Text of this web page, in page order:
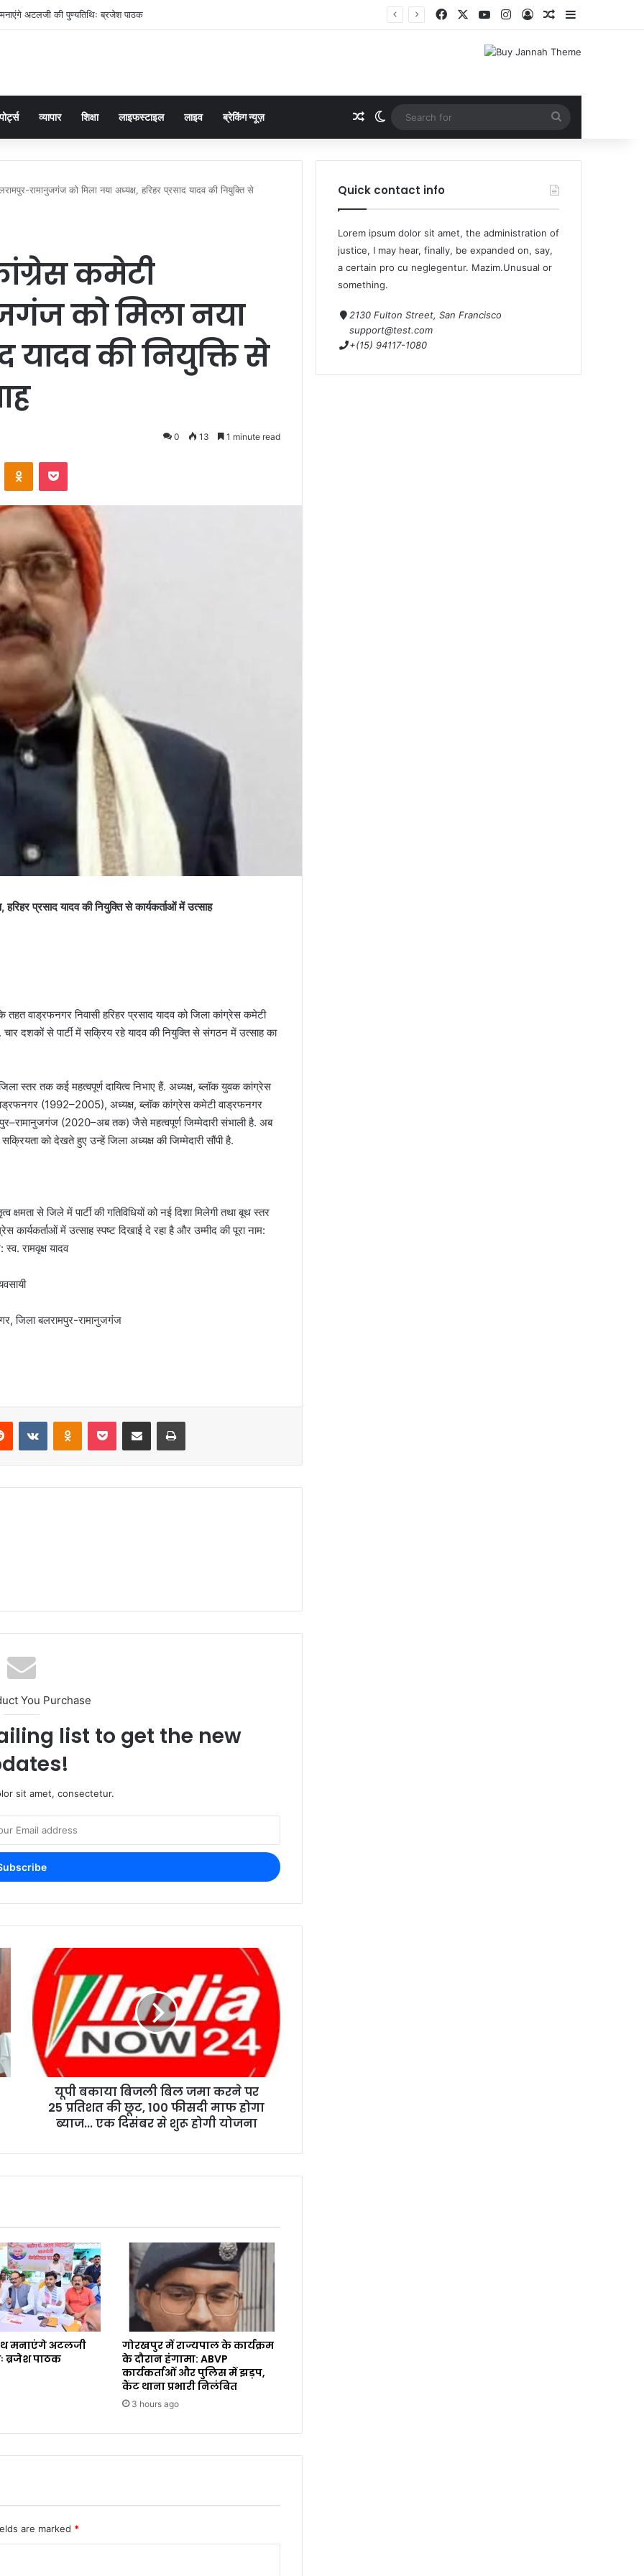
अटलजी की पुण्यतिथिः ब्रजेश पाठक
व्यापार शिक्षा लाइफस्टाइल लाइव ब्रेकिंग न्यूज़
रामानुजगंज को मिला नया अध्यक्ष, हरिहर प्रसाद यादव की नियुक्ति से
कमेटी
को मिला नया
यादव की नियुक्ति से
0 13 1 minute read
प्रसाद यादव की नियुक्ति से कार्यकर्ताओं में उत्साह
वाड्रफनगर निवासी हरिहर प्रसाद यादव को जिला कांग्रेस कमेटी
दशकों से पार्टी में सक्रिय रहे यादव की नियुक्ति से संगठन में उत्साह का
स्तर तक कई महत्वपूर्ण दायित्व निभाए हैं. अध्यक्ष, ब्लॉक युवक कांग्रेस
(1992–2005), अध्यक्ष, ब्लॉक कांग्रेस कमेटी वाड्रफनगर
(2020–अब तक) जैसे महत्वपूर्ण जिम्मेदारी संभाली है. अब
को देखते हुए उन्हें जिला अध्यक्ष की जिम्मेदारी सौंपी है.
से जिले में पार्टी की गतिविधियों को नई दिशा मिलेगी तथा बूथ स्तर
में उत्साह स्पष्ट दिखाई दे रहा है और उम्मीद की पूरा नाम:
रामवृक्ष यादव
जिला बलरामपुर-रामानुजगंज
You Purchase
list to get the new
sit amet, consectetur.
यूपी बकाया बिजली बिल जमा करने पर
25 प्रतिशत की छूट, 100 फीसदी माफ होगा
ब्याज... एक दिसंबर से शुरू होगी योजना
मनाएंगे अटलजी
ब्रजेश पाठक
गोरखपुर में राज्यपाल के कार्यक्रम
के दौरान हंगामा: ABVP
कार्यकर्ताओं और पुलिस में झड़प,
कैंट थाना प्रभारी निलंबित
3 hours ago
are marked *
Quick contact info
Lorem ipsum dolor sit amet, the administration of
justice, I may hear, finally, be expanded on, say,
a certain pro cu neglegentur. Mazim.Unusual or
something.
2130 Fulton Street, San Francisco
support@test.com
+(15) 94117-1080